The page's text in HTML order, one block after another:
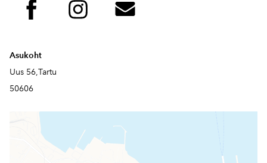
Asukoht
Uus 56,Tartu
50606